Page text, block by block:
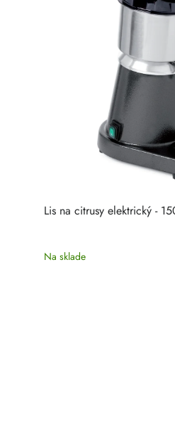
Lis na citrusy elektrický -
Na sklade